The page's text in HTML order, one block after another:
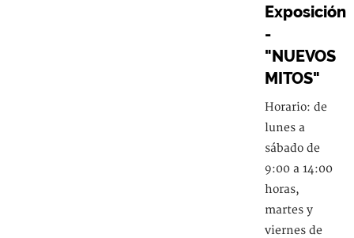
Exposición
-
"NUEVOS
MITOS"
Horario: de
lunes a
sábado de
9:00 a 14:00
horas,
martes y
viernes de